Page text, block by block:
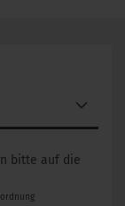
bitte auf die